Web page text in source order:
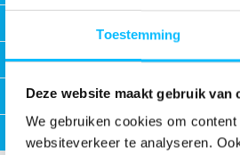
Toestemming
Deze website maakt gebruik van
We gebruiken cookies om
websiteverkeer te analyseren.